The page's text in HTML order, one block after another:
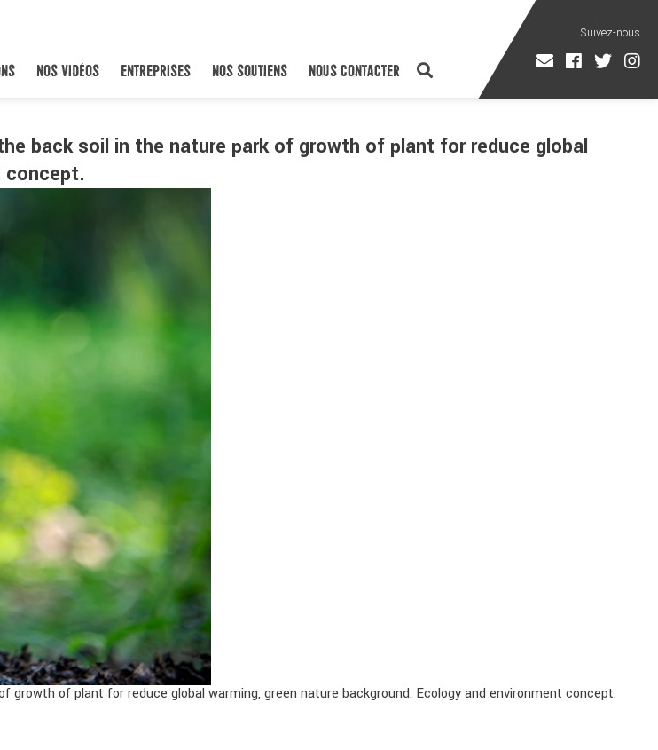
NOS VIDÉOS ENTREPRISES NOS SOUTIENS NOUS CONTACTER
back soil in the nature park of growth of plant for reduce global
concept.
of plant for reduce global warming, green nature background. Ecology and environment concept.